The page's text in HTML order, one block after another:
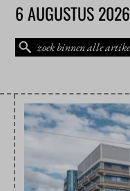
6 AUGUSTUS 2026